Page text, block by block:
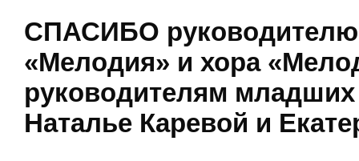
СПАСИБО руководителю
«Мелодия» и хора
руководителям
Наталье Каревой и